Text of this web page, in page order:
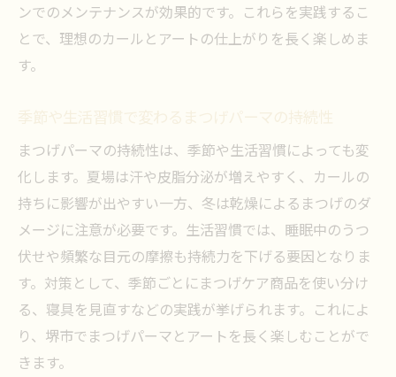
ンでのメンテナンスが効果的です。これらを実践するこ
とで、理想のカールとアートの仕上がりを長く楽しめま
す。
季節や生活習慣で変わるまつげパーマの持続性
まつげパーマの持続性は、季節や生活習慣によっても変
化します。夏場は汗や皮脂分泌が増えやすく、カールの
持ちに影響が出やすい一方、冬は乾燥によるまつげのダ
メージに注意が必要です。生活習慣では、睡眠中のうつ
伏せや頻繁な目元の摩擦も持続力を下げる要因となりま
す。対策として、季節ごとにまつげケア商品を使い分け
る、寝具を見直すなどの実践が挙げられます。これによ
り、堺市でまつげパーマとアートを長く楽しむことがで
きます。